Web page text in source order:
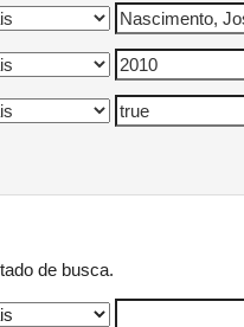
de busca.